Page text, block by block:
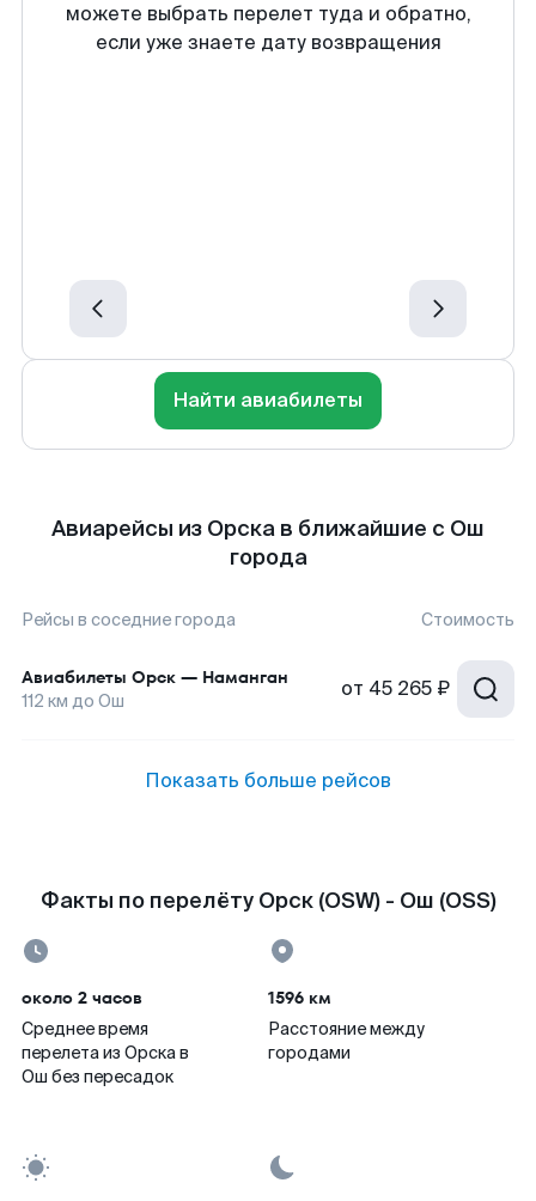
можете выбрать перелет туда и обратно,
если уже знаете дату возвращения
Найти авиабилеты
Авиарейсы из Орска в ближайшие с Ош
города
Рейсы в соседние города Стоимость
Авиабилеты Орск — Наманган
112 км до Ош от 45 265 ₽
Показать больше рейсов
Факты по перелёту Орск (OSW) - Ош (OSS)
около 2 часов
Среднее время
перелета из Орска в
Ош без пересадок
1596 км
Расстояние между
городами